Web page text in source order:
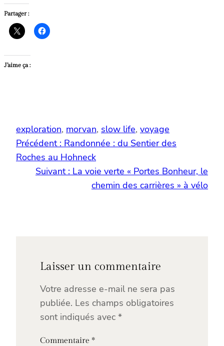
Partager :
J’aime ça :
exploration, morvan, slow life, voyage
Précédent : Randonnée : du Sentier des
Roches au Hohneck
Suivant : La voie verte « Portes Bonheur, le
chemin des carrières » à vélo
Laisser un commentaire
Votre adresse e-mail ne sera pas
publiée. Les champs obligatoires
sont indiqués avec *
Commentaire *